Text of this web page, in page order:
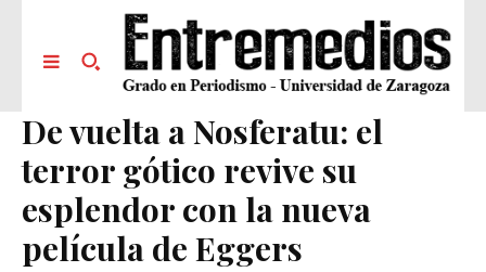
De vuelta a Nosferatu: el
terror gótico revive su
esplendor con la nueva
película de Eggers